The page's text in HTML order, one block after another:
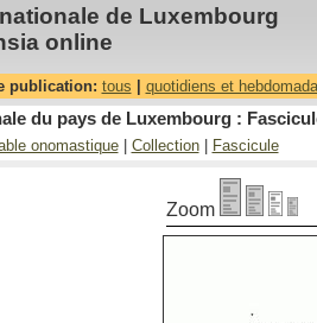
de Luxembourg
online
publication: tous quotidiens et
du pays de Luxembourg :
onomastique| Collection| Fascicule
Zoom